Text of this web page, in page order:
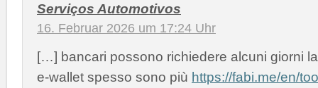
Serviços Automotivos
16. Februar 2026 um 17:24 Uhr
[…] bancari possono richiedere alcuni giorni
e-wallet spesso sono più https://fabi.me/en/